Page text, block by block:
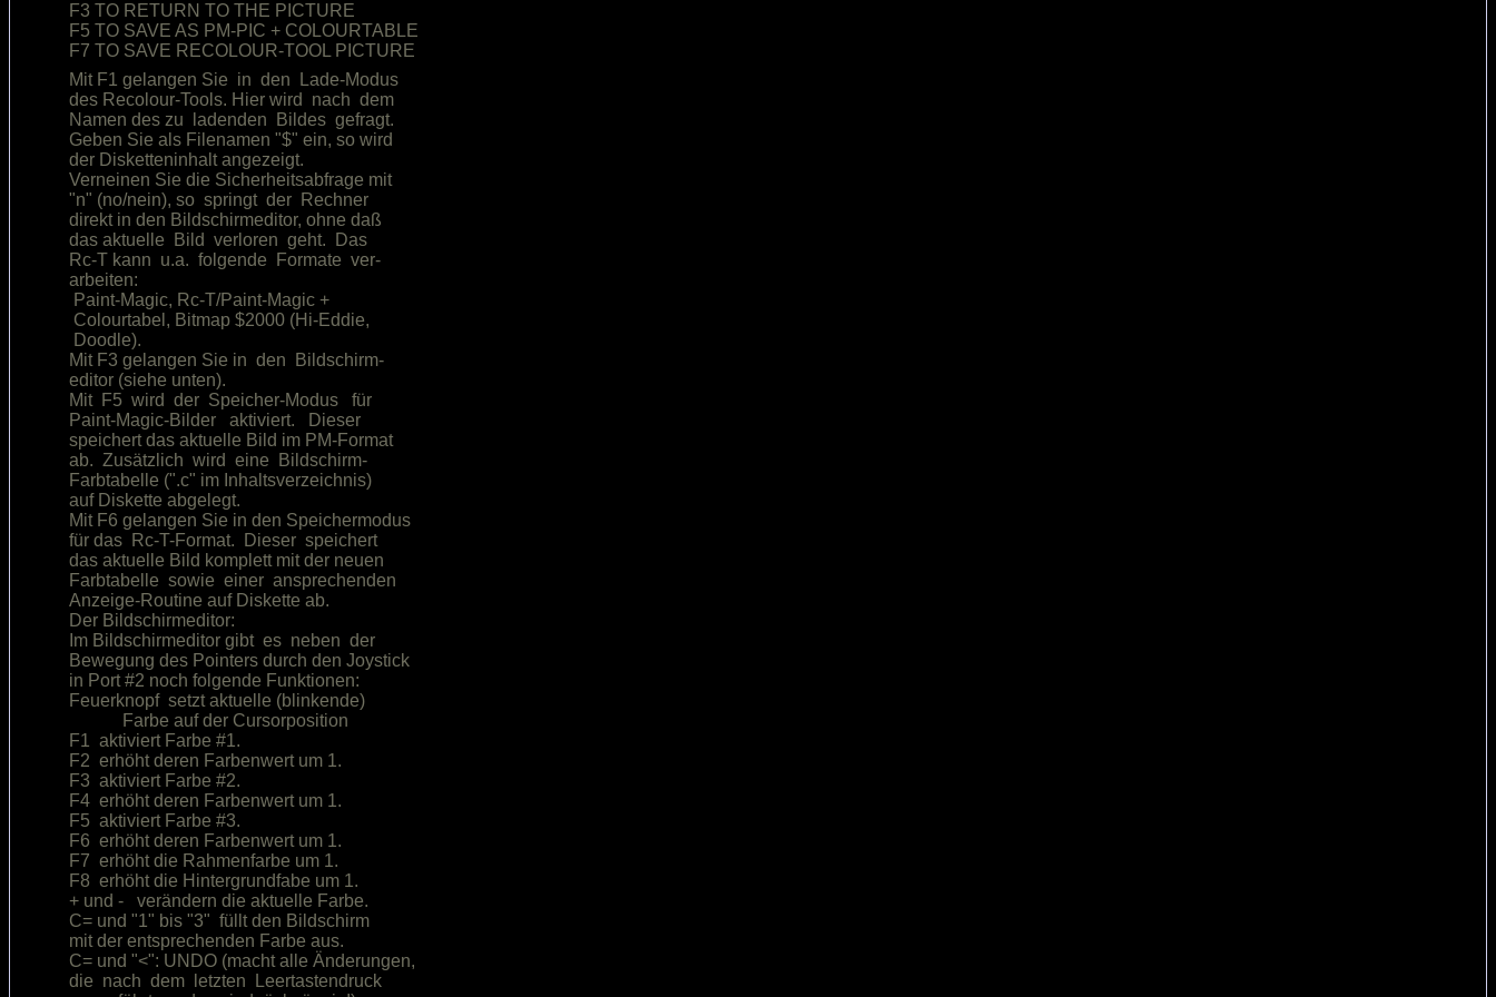
F3 TO RETURN TO THE PICTURE
F5 TO SAVE AS PM-PIC + COLOURTABLE
Mit F1 gelangen Sie  in  den  Lade-Modus
des Recolour-Tools. Hier wird  nach  dem
Namen des zu  ladenden  Bildes  gefragt.
Geben Sie als Filenamen "$" ein, so wird
der Disketteninhalt angezeigt.
Verneinen Sie die Sicherheitsabfrage mit
"n" (no/nein), so  springt  der  Rechner
direkt in den Bildschirmeditor, ohne daß
das aktuelle  Bild  verloren  geht.  Das
Rc-T kann  u.a.  folgende  Formate  ver-
arbeiten:
Paint-Magic, Rc-T/Paint-Magic +
Colourtabel, Bitmap $2000 (Hi-Eddie,
Doodle).
Mit F3 gelangen Sie in  den  Bildschirm-
editor (siehe unten).
Mit  F5  wird  der  Speicher-Modus   für
Paint-Magic-Bilder   aktiviert.   Dieser
speichert das aktuelle Bild im PM-Format
ab.  Zusätzlich  wird  eine  Bildschirm-
Farbtabelle (".c" im Inhaltsverzeichnis)
auf Diskette abgelegt.
Mit F6 gelangen Sie in den Speichermodus
für das  Rc-T-Format.  Dieser  speichert
das aktuelle Bild komplett mit der neuen
Farbtabelle  sowie  einer  ansprechenden
Anzeige-Routine auf Diskette ab.
Der Bildschirmeditor:
Im Bildschirmeditor gibt  es  neben  der
Bewegung des Pointers durch den Joystick
in Port #2 noch folgende Funktionen:
Feuerknopf  setzt aktuelle (blinkende)
            Farbe auf der Cursorposition
F1  aktiviert Farbe #1.
F2  erhöht deren Farbenwert um 1.
F3  aktiviert Farbe #2.
F4  erhöht deren Farbenwert um 1.
F5  aktiviert Farbe #3.
F6  erhöht deren Farbenwert um 1.
F7  erhöht die Rahmenfarbe um 1.
F8  erhöht die Hintergrundfabe um 1.
+ und -   verändern die aktuelle Farbe.
C= und "1" bis "3"  füllt den Bildschirm
mit der entsprechenden Farbe aus.
C= und "<": UNDO (macht alle Änderungen,
die  nach  dem  letzten  Leertastendruck